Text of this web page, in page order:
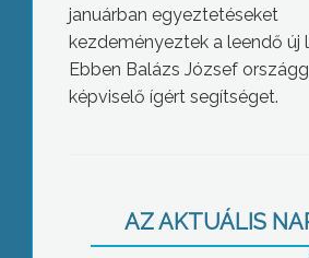
januárban egyeztetéseket
kezdeményeztek a leendő új
Ebben Balázs József
képviselő ígért segítséget.
AZ AKTUÁLIS